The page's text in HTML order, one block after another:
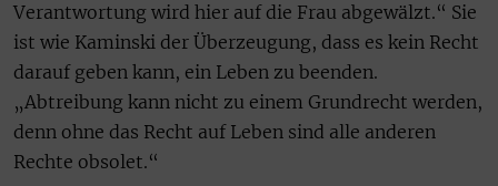
Verantwortung wird hier auf die Frau abgewälzt.“ Sie
ist wie Kaminski der Überzeugung, dass es kein Recht
darauf geben kann, ein Leben zu beenden.
„Abtreibung kann nicht zu einem Grundrecht werden,
denn ohne das Recht auf Leben sind alle anderen
Rechte obsolet.“